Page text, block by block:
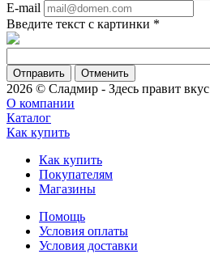
E-mail
Введите текст с картинки *
Отменить
2026 © Сладмир - Здесь правит вкус
О компании
Каталог
Как купить
Как купить
Покупателям
Магазины
Помощь
Условия оплаты
Условия доставки